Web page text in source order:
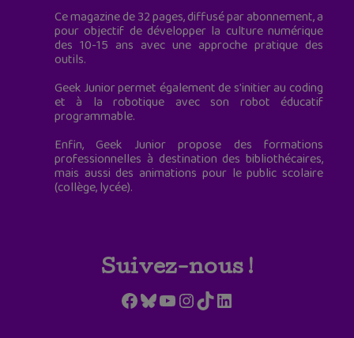
Ce magazine de 32 pages, diffusé par abonnement, a
pour objectif de développer la culture numérique
des 10-15 ans avec une approche pratique des
outils.
Geek Junior permet également de s'initier au coding
et à la robotique avec son robot éducatif
programmable.
Enfin, Geek Junior propose des formations
professionnelles à destination des bibliothécaires,
mais aussi des animations pour le public scolaire
(collège, lycée).
Suivez-nous !
Facebook
Bluesky
YouTube
Instagram
TikTokLinkedIn